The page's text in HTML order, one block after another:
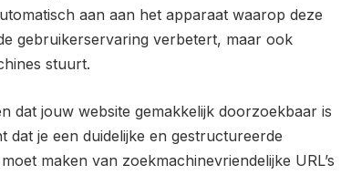
aan aan het apparaat waarop deze
gebruikerservaring verbetert, maar ook
stuurt.
dat jouw website gemakkelijk doorzoekbaar is
dat je een duidelijke en gestructureerde
maken van zoekmachinevriendelijke URL’s